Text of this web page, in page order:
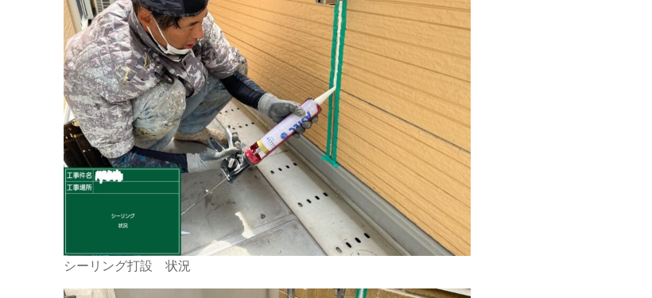
シーリング打設 状況